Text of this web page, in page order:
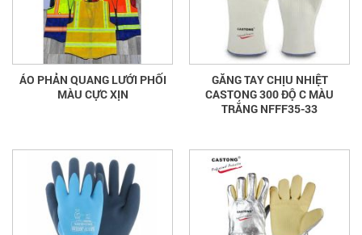
ÁO PHẢN QUANG LƯỚI PHỐI
MÀU CỰC XỊN
GĂNG TAY CHỊU NHIỆT
CASTONG 300 ĐỘ C MÀU
TRẮNG NFFF35-33